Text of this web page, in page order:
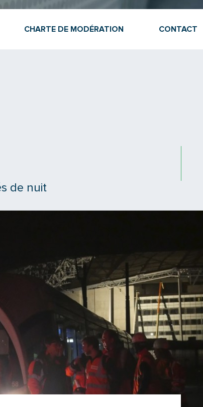
CHARTE DE MODÉRATION CONTACT
de nuit